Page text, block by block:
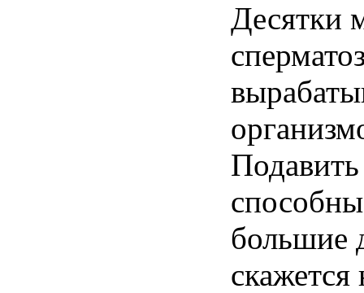
Десятки
Подавить
способны
большие
скажется